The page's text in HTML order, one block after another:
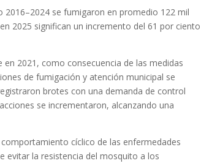
se fumigaron en promedio 122 mil
2025 significan un incremento del 61 por ciento
2021, como consecuencia de las medidas
de fumigación y atención municipal se
brotes con una demanda de control
se incrementaron, alcanzando una
cíclico de las enfermedades
evitar la resistencia del mosquito a los